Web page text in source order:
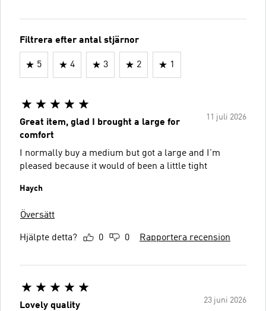
Filtrera efter antal stjärnor
5 4 3 2 1
11 juli 2026
Great item, glad I brought a large for
comfort
I normally buy a medium but got a large and I'm
pleased because it would of been a little tight
Haych
Översätt
Hjälpte detta? 0 0 Rapportera recension
23 juni 2026
Lovely quality